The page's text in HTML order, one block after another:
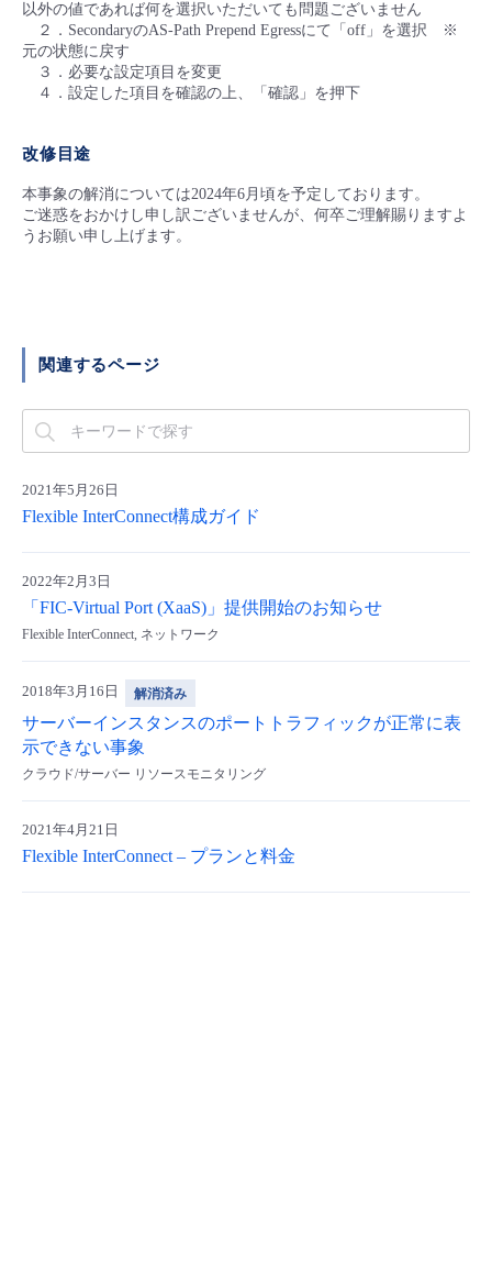
■ 基本構築ガイド
- クラウド / サーバー
- Flexible Remote Access
以外の値であれば何を選択いただいても問題ございません
２．SecondaryのAS-Path Prepend Egressにて「off」を選択 ※
元の状態に戻す
３．必要な設定項目を変更
４．設定した項目を確認の上、「確認」を押下
改修目途
本事象の解消については2024年6月頃を予定しております。
ご迷惑をおかけし申し訳ございませんが、何卒ご理解賜りますよ
うお願い申し上げます。
関連するページ
2021年5月26日
Flexible InterConnect構成ガイド
2022年2月3日
「FIC-Virtual Port (XaaS)」提供開始のお知らせ
Flexible InterConnect, ネットワーク
2018年3月16日 解消済み
サーバーインスタンスのポートトラフィックが正常に表
示できない事象
クラウド/サーバー リソースモニタリング
2021年4月21日
Flexible InterConnect – プランと料金